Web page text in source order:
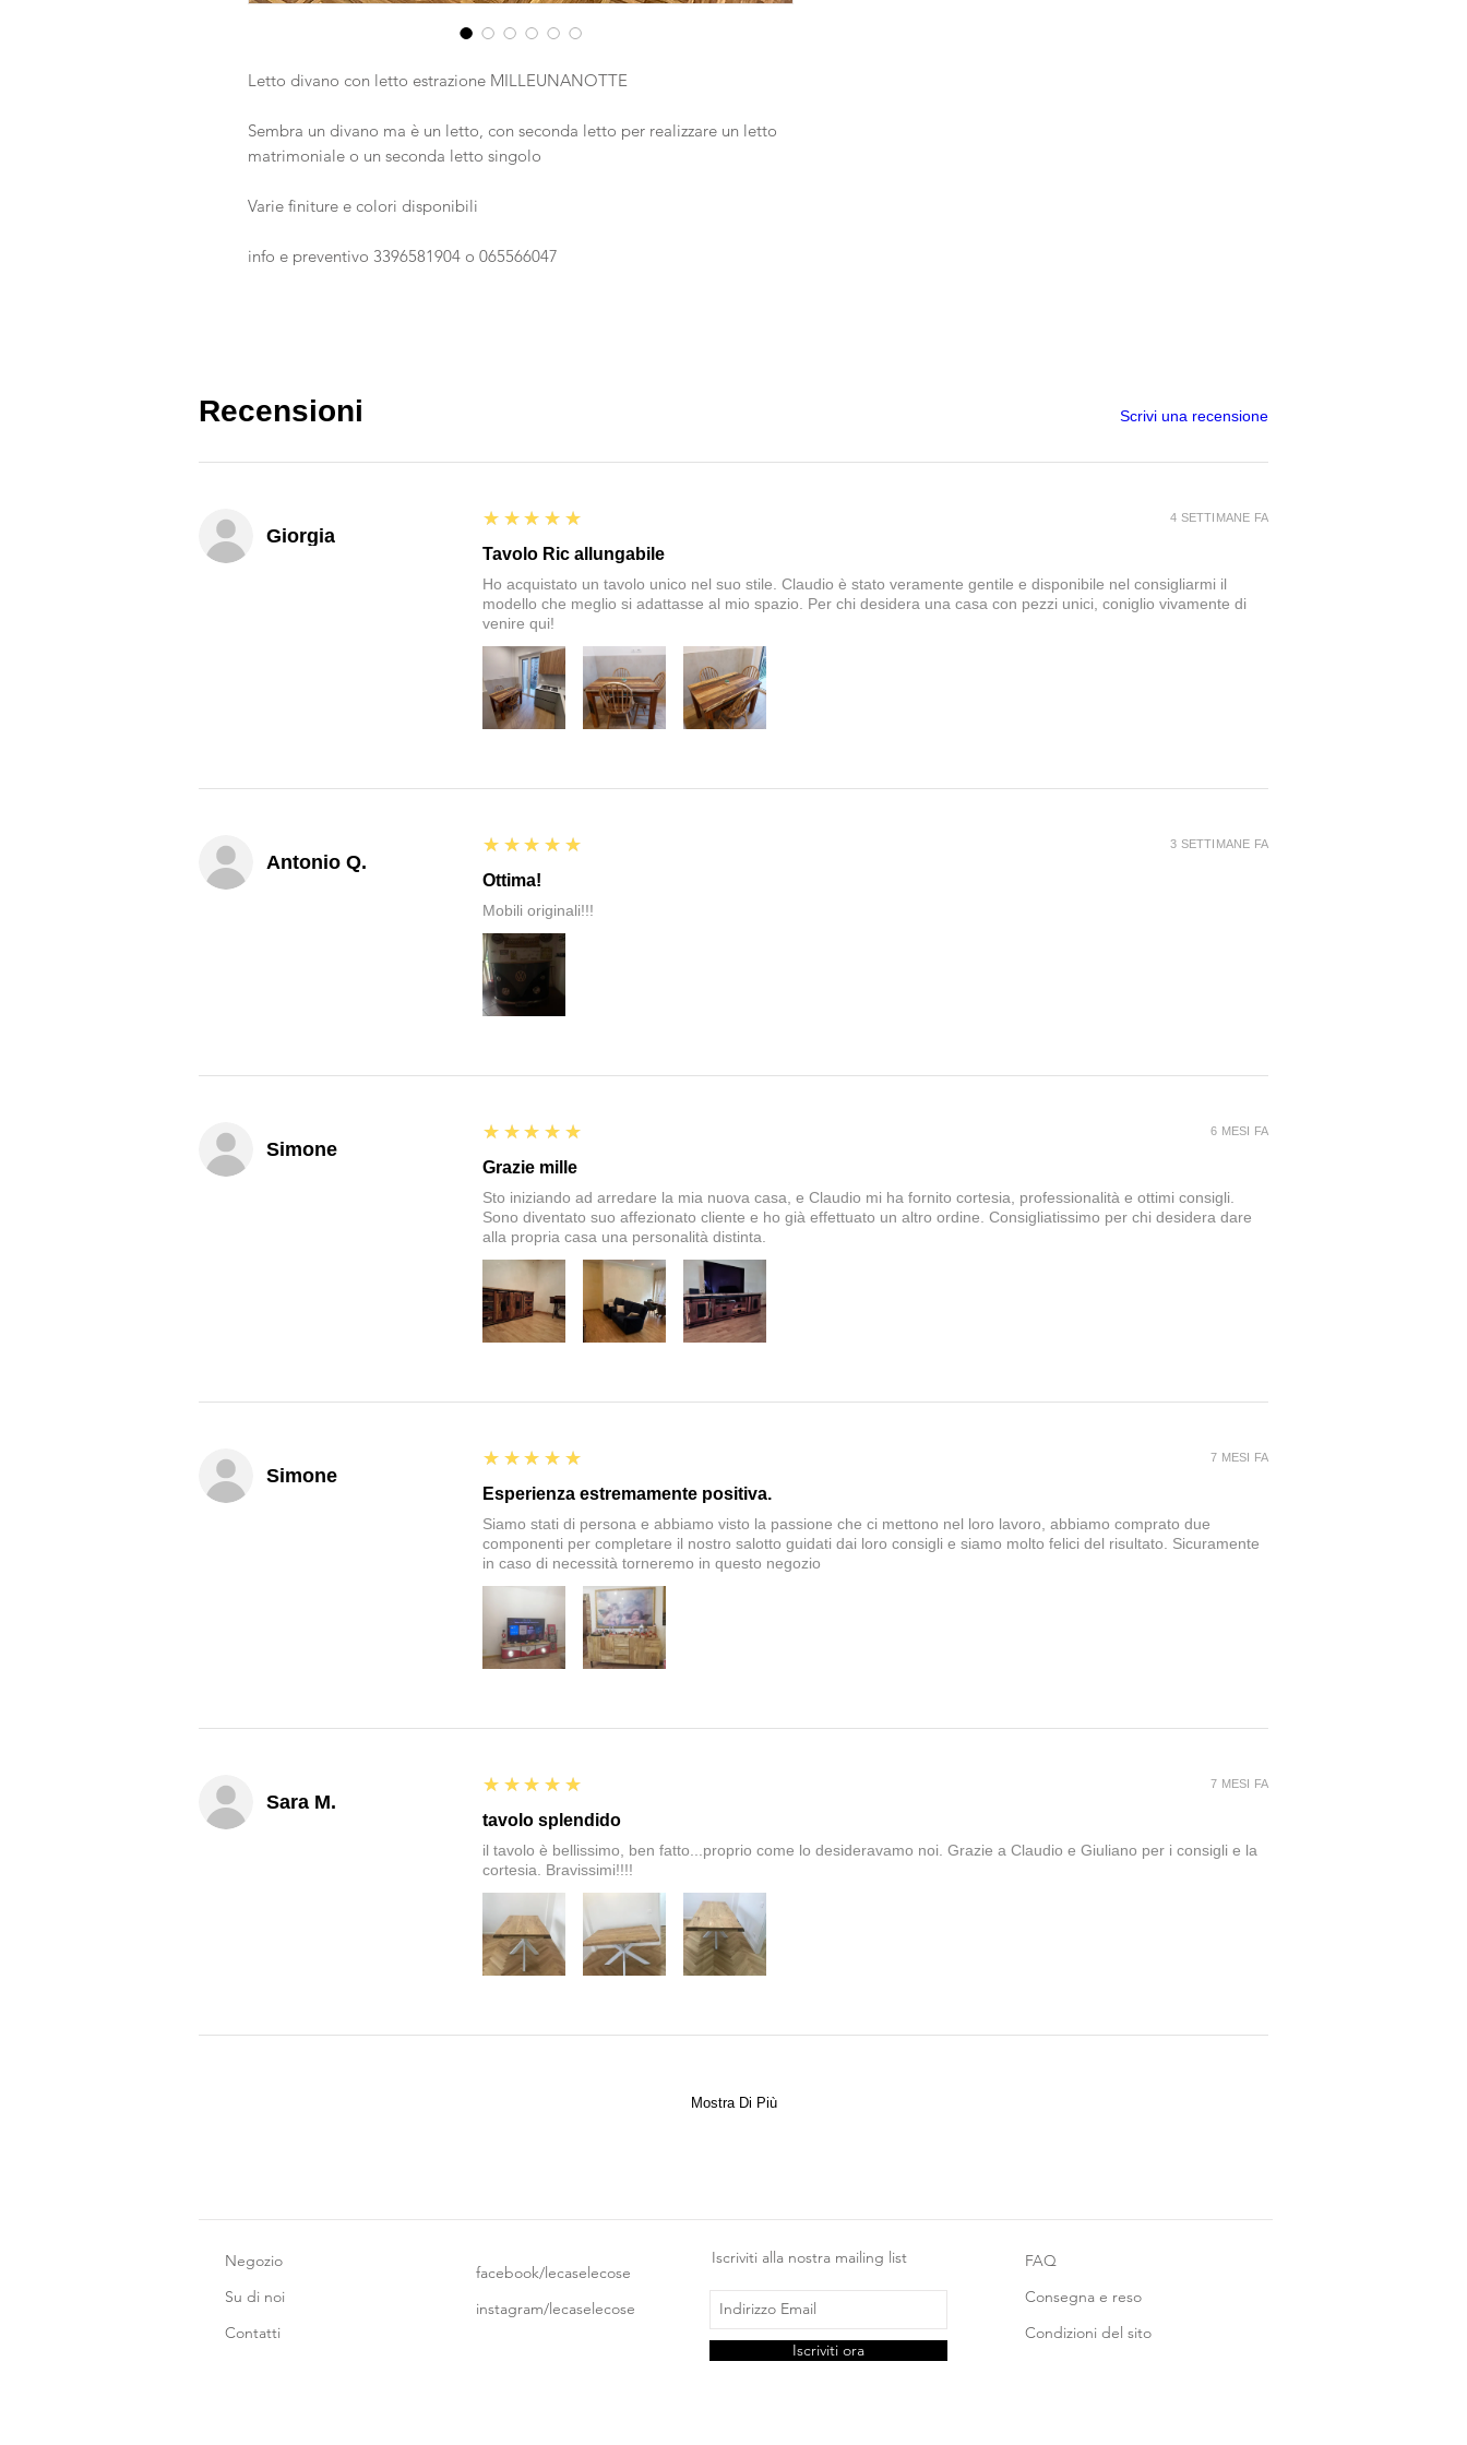
Letto divano con letto estrazione MILLEUNANOTTE
Sembra un divano ma è un letto, con seconda letto per realizzare un letto
matrimoniale o un seconda letto singolo
Varie finiture e colori disponibili
info e preventivo 3396581904 o 065566047
Recensioni Scrivi una recensione
Giorgia
5
★★★★★
Tavolo Ric allungabile
Ho acquistato un tavolo unico nel suo stile. Claudio è stato veramente gentile e disponibile nel consigliarmi il
modello che meglio si adattasse al mio spazio. Per chi desidera una casa con pezzi unici, coniglio vivamente di
venire qui!
4 SETTIMANE FA
Antonio Q.
5
★★★★★
Ottima!
Mobili originali!!!
3 SETTIMANE FA
Simone
5
★★★★★
Grazie mille
Sto iniziando ad arredare la mia nuova casa, e Claudio mi ha fornito cortesia, professionalità e ottimi consigli.
Sono diventato suo affezionato cliente e ho già effettuato un altro ordine. Consigliatissimo per chi desidera dare
alla propria casa una personalità distinta.
6 MESI FA
Simone
5
★★★★★
Esperienza estremamente positiva.
Siamo stati di persona e abbiamo visto la passione che ci mettono nel loro lavoro, abbiamo comprato due
componenti per completare il nostro salotto guidati dai loro consigli e siamo molto felici del risultato. Sicuramente
in caso di necessità torneremo in questo negozio
7 MESI FA
Sara M.
5
★★★★★
tavolo splendido
il tavolo è bellissimo, ben fatto...proprio come lo desideravamo noi. Grazie a Claudio e Giuliano per i consigli e la
cortesia. Bravissimi!!!!
7 MESI FA
Mostra Di Più
Negozio
Su di noi
Contatti
facebook/lecaselecose
instagram/lecaselecose
Iscriviti alla nostra mailing list
Iscriviti ora
FAQ
Consegna e reso
Condizioni del sito